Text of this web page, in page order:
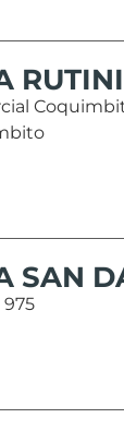
RUTINI
SAN
975